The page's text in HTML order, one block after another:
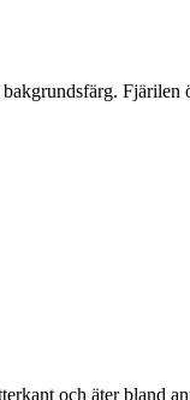
och äter bland